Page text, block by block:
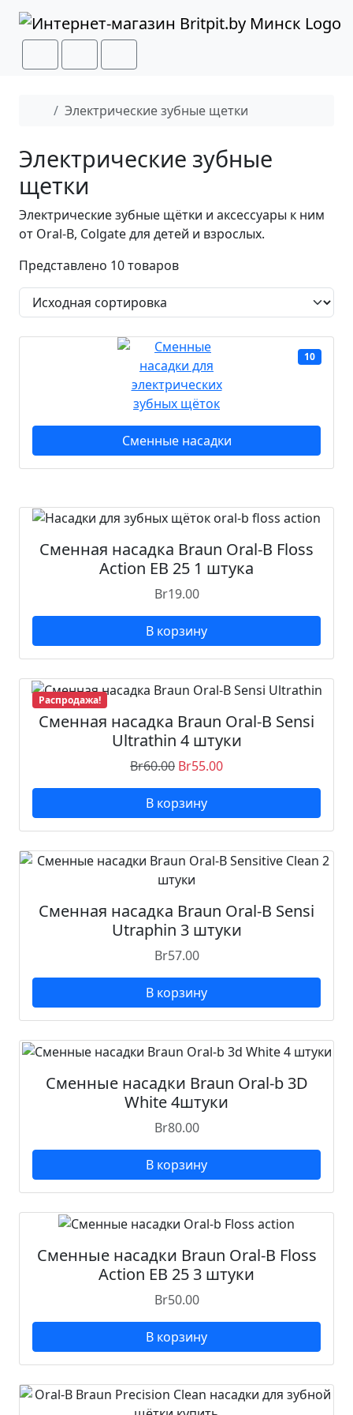
Перейти к содержимому
Перейти к футеру
SearchCart Menu
Главная
Электрические зубные щетки
Электрические зубные
щетки
Электрические зубные щётки и аксессуары к ним
от Oral-B, Colgate для детей и взрослых.
Представлено 10 товаров
Сменные насадки
10
Сменная насадка Braun Oral-B Floss
Action EB 25 1 штука
Br19.00
В корзину
Распродажа!
Сменная насадка Braun Oral-B Sensi
Ultrathin 4 штуки
Br60.00 Br55.00
В корзину
Сменная насадка Braun Oral-B Sensi
Utraphin 3 штуки
Br57.00
В корзину
Сменные насадки Braun Oral-b 3D
White 4штуки
Br80.00
В корзину
Сменные насадки Braun Oral-B Floss
Action EB 25 3 штуки
Br50.00
В корзину